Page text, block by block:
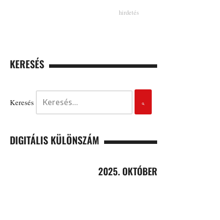
KERESÉS
Keresés
DIGITÁLIS KÜLÖNSZÁM
2025. OKTÓBER